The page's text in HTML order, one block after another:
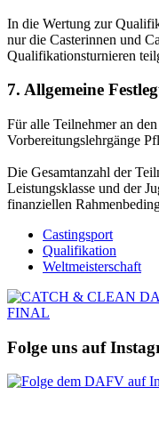
In die Wertung zur
nur die Casterinnen und
Qualifikationsturnieren
7. Allgemeine
Für alle Teilnehmer an
Vorbereitungslehrgänge
Die Gesamtanzahl der
Leistungsklasse und der
finanziellen
Castingsport
Qualifikation
Weltmeisterschaft
Folge uns auf